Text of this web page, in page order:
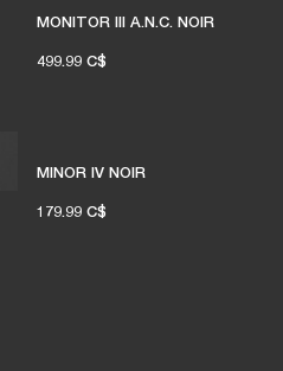
MONITOR III A.N.C. NOIR
499.99 C$
MINOR IV NOIR
179.99 C$